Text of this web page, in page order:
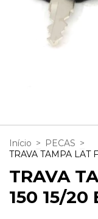
Início > PECAS >
TRAVA TAMPA LAT
TRAVA
150 15/20